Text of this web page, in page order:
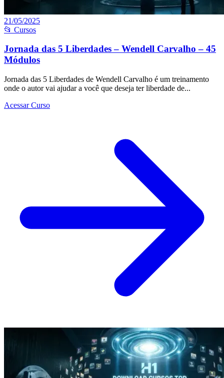
21/05/2025
📂 Cursos
Jornada das 5 Liberdades – Wendell Carvalho – 45
Módulos
Jornada das 5 Liberdades de Wendell Carvalho é um treinamento
onde o autor vai ajudar a você que deseja ter liberdade de...
Acessar Curso